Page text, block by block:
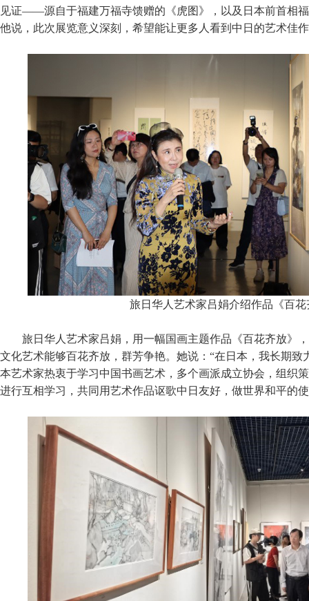
见证——源自于福建万福寺馈赠的《虎图》，以及日本前首相
他说，此次展览意义深刻，希望能让更多人看到中日的艺术佳
旅日华人艺术家吕娟介绍作品《百花
旅日华人艺术家吕娟，用一幅国画主题作品《百花齐放》
文化艺术能够百花齐放，群芳争艳。她说：“在日本，我长期
本艺术家热衷于学习中国书画艺术，多个画派成立协会，组织
进行互相学习，共同用艺术作品讴歌中日友好，做世界和平的